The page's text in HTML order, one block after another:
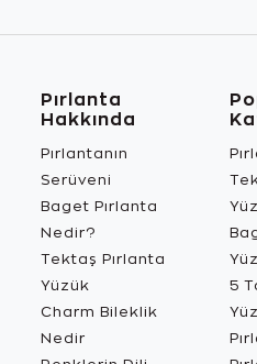
Pırlanta
Hakkında
Pırlantanın
Serüveni
Baget Pırlanta
Nedir?
Tektaş Pırlanta
Yüzük
Charm Bileklik
Nedir
5